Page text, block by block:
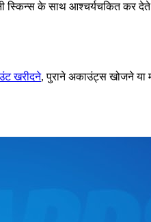
स्किन्स के साथ आश्चर्यचकित कर
खरीदने, पुराने अकाउंट्स खोजने या